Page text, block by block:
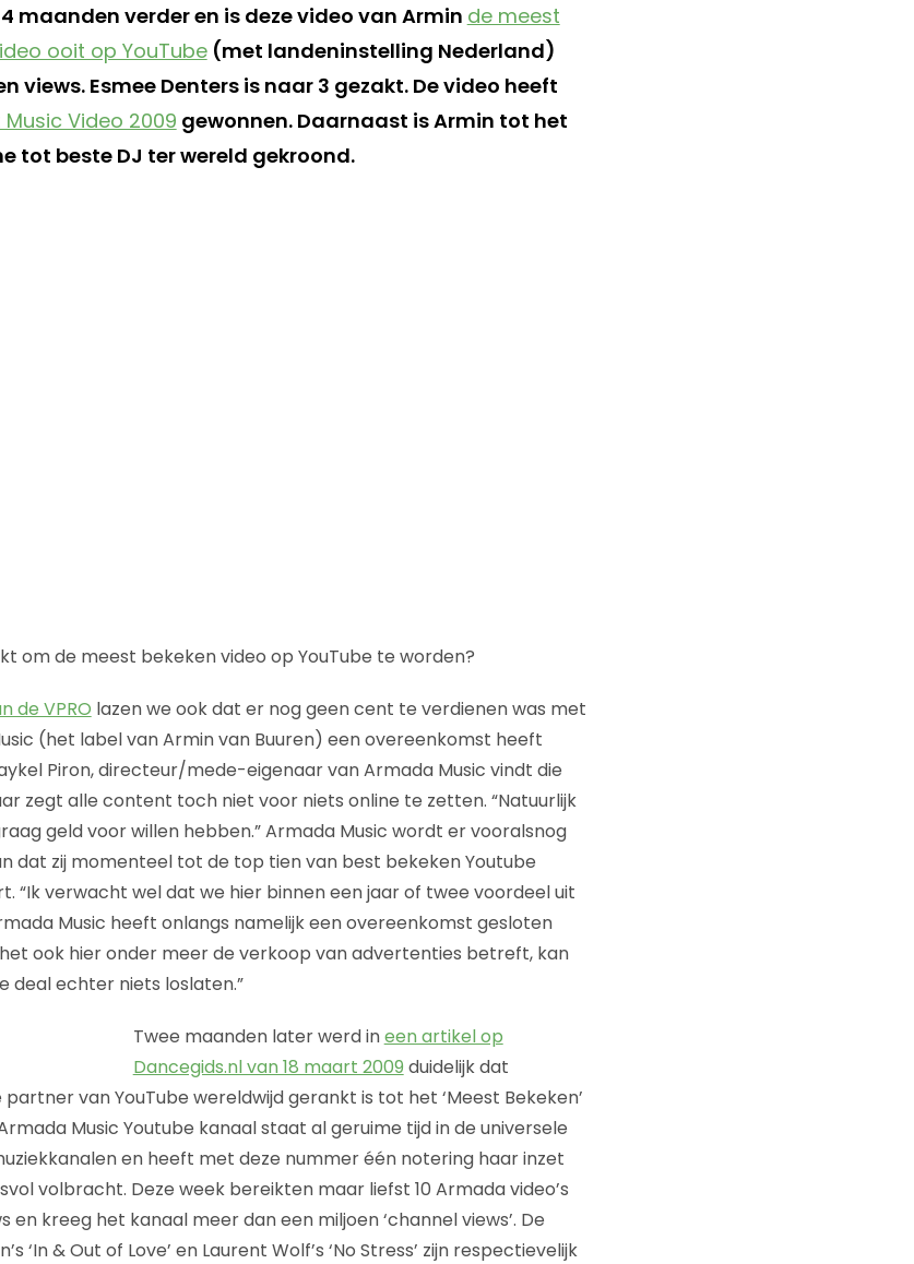
maanden verder en is deze video van Armin de meest
ooit op YouTube(met landeninstelling Nederland)
views. Esmee Denters is naar 3 gezakt. De video heeft
Video 2009 gewonnen. Daarnaast is Armin tot het
tot beste DJ ter wereld gekroond.
om de meest bekeken video op YouTube te worden?
de VPRO lazen we ook dat er nog geen cent te verdienen was met
(het label van Armin van Buuren) een overeenkomst heeft
Piron, directeur/mede-eigenaar van Armada Music vindt die
zegt alle content toch niet voor niets online te zetten. “Natuurlijk
geld voor willen hebben.” Armada Music wordt er vooralsnog
dat zij momenteel tot de top tien van best bekeken Youtube
“Ik verwacht wel dat we hier binnen een jaar of twee voordeel uit
Music heeft onlangs namelijk een overeenkomst gesloten
ook hier onder meer de verkoop van advertenties betreft, kan
deal echter niets loslaten.”
Twee maanden later werd ineen artikel op
Dancegids.nl van 18 maart 2009 duidelijk dat
van YouTube wereldwijd gerankt is tot het ‘Meest Bekeken’
Music Youtube kanaal staat al geruime tijd in de universele
en heeft met deze nummer één notering haar inzet
volbracht. Deze week bereikten maar liefst 10 Armada video’s
en kreeg het kanaal meer dan een miljoen ‘channel views’. De
‘In & Out of Love’ en Laurent Wolf’s ‘No Stress’ zijn respectievelijk